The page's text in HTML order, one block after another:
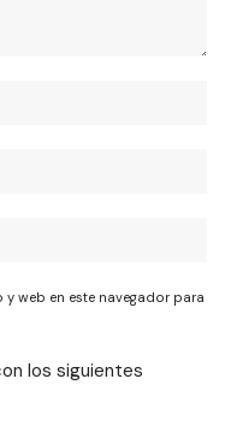
web en este navegador para
los siguientes